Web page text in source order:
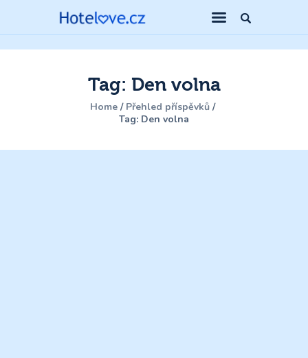
Tag: Den volna
Home
Přehled příspěvků
Tag: Den volna